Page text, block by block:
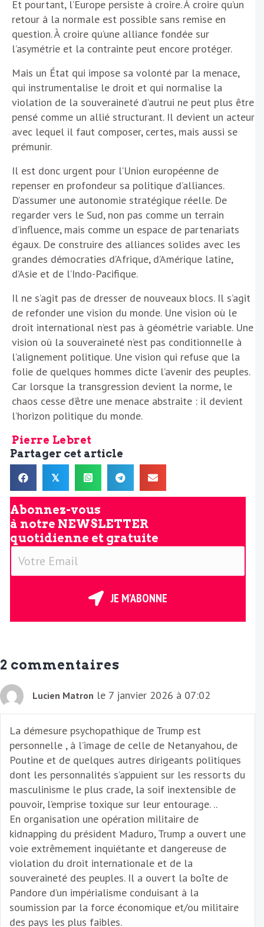
Et pourtant, l’Europe persiste à croire. À croire qu’un
retour à la normale est possible sans remise en
question. À croire qu’une alliance fondée sur
l’asymétrie et la contrainte peut encore protéger.
Mais un État qui impose sa volonté par la menace,
qui instrumentalise le droit et qui normalise la
violation de la souveraineté d’autrui ne peut plus être
pensé comme un allié structurant. Il devient un acteur
avec lequel il faut composer, certes, mais aussi se
prémunir.
Il est donc urgent pour l’Union européenne de
repenser en profondeur sa politique d’alliances.
D’assumer une autonomie stratégique réelle. De
regarder vers le Sud, non pas comme un terrain
d’influence, mais comme un espace de partenariats
égaux. De construire des alliances solides avec les
grandes démocraties d’Afrique, d’Amérique latine,
d’Asie et de l’Indo-Pacifique.
Il ne s’agit pas de dresser de nouveaux blocs. Il s’agit
de refonder une vision du monde. Une vision où le
droit international n’est pas à géométrie variable. Une
vision où la souveraineté n’est pas conditionnelle à
l’alignement politique. Une vision qui refuse que la
folie de quelques hommes dicte l’avenir des peuples.
Car lorsque la transgression devient la norme, le
chaos cesse d’être une menace abstraite : il devient
l’horizon politique du monde.
Pierre Lebret
Partager cet article
𝕏
Abonnez-vous
à notre NEWSLETTER
quotidienne et gratuite
V
E
i
l
JE M'ABONNE
2 commentaires
Lucien Matron le 7 janvier 2026 à 07:02
La démesure psychopathique de Trump est
personnelle , à l’image de celle de Netanyahou, de
Poutine et de quelques autres dirigeants politiques
dont les personnalités s’appuient sur les ressorts du
masculinisme le plus crade, la soif inextensible de
pouvoir, l’emprise toxique sur leur entourage. ..
En organisation une opération militaire de
kidnapping du président Maduro, Trump a ouvert une
voie extrêmement inquiétante et dangereuse de
violation du droit internationale et de la
souveraineté des peuples. Il a ouvert la boîte de
Pandore d’un impérialisme conduisant à la
soumission par la force économique et/ou militaire
des pays les plus faibles.